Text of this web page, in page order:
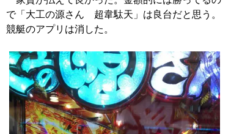
で「大工の源さん 超韋駄天」は良台だと思う。
競艇のアプリは消した。